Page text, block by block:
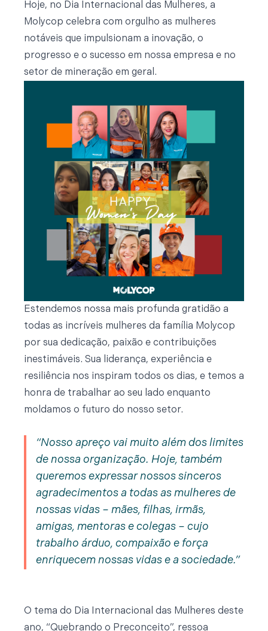
Hoje, no Dia Internacional das Mulheres, a
Molycop celebra com orgulho as mulheres
notáveis que impulsionam a inovação, o
progresso e o sucesso em nossa empresa e no
setor de mineração em geral.
Estendemos nossa mais profunda gratidão a
todas as incríveis mulheres da família Molycop
por sua dedicação, paixão e contribuições
inestimáveis. Sua liderança, experiência e
resiliência nos inspiram todos os dias, e temos a
honra de trabalhar ao seu lado enquanto
moldamos o futuro do nosso setor.
Nosso apreço vai muito além dos limites
de nossa organização. Hoje, também
queremos expressar nossos sinceros
agradecimentos a todas as mulheres de
nossas vidas – mães, filhas, irmãs,
amigas, mentoras e colegas – cujo
trabalho árduo, compaixão e força
enriquecem nossas vidas e a sociedade.
O tema do Dia Internacional das Mulheres deste
ano, “Quebrando o Preconceito”, ressoa